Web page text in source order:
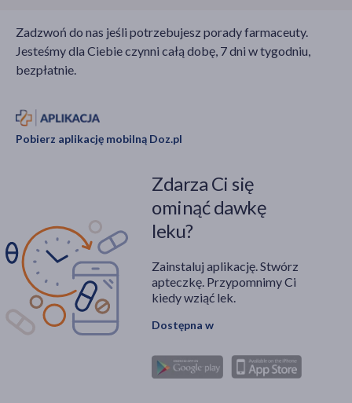
Zadzwoń do nas jeśli potrzebujesz porady farmaceuty.
Jesteśmy dla Ciebie czynni całą dobę, 7 dni w tygodniu,
bezpłatnie.
Pobierz aplikację mobilną Doz.pl
Zdarza Ci się
ominąć dawkę
leku?
Zainstaluj aplikację. Stwórz
apteczkę. Przypomnimy Ci
kiedy wziąć lek.
Dostępna w